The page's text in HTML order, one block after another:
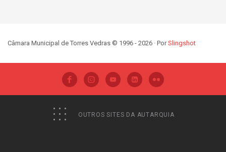
Câmara Municipal de Torres Vedras © 1996 - 2026 · PorSlingshot
OUTROS SITES DA AUTARQUIA